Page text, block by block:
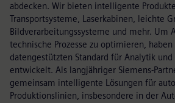
abdecken. Wir bieten intelligente
Transportsysteme, Laserkabinen, leichte
Bildverarbeitungssysteme und mehr. Um
technische Prozesse zu optimieren,
datengestützten Standard für Analytik und
entwickelt. Als langjähriger Siemens-
gemeinsam intelligente Lösungen für
Produktionslinien, insbesondere in der